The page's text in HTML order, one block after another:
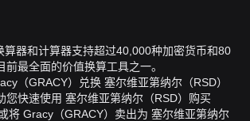
算器和计算器支持超过40,000种加密货币和80
前最全面的价值换算工具之一。
（GRACY）兑换 塞尔维亚第纳尔（RSD）
您快速使用 塞尔维亚第纳尔（RSD）购买
将 Gracy（GRACY）卖出为 塞尔维亚第纳尔